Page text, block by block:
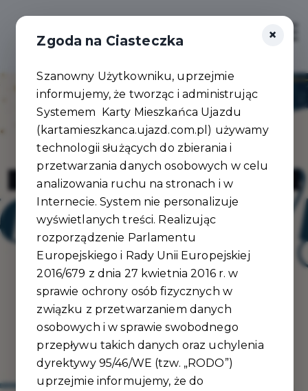
Kraftowe Wyroby u Bogusi
×
Zgoda na Ciasteczka
Szanowny Użytkowniku, uprzejmie
informujemy, że tworząc i administrując
Systemem Karty Mieszkańca Ujazdu
(kartamieszkanca.ujazd.com.pl) używamy
technologii służących do zbierania i
przetwarzania danych osobowych w celu
analizowania ruchu na stronach i w
Internecie. System nie personalizuje
wyświetlanych treści. Realizując
rozporządzenie Parlamentu
Europejskiego i Rady Unii Europejskiej
2016/679 z dnia 27 kwietnia 2016 r. w
sprawie ochrony osób fizycznych w
związku z przetwarzaniem danych
osobowych i w sprawie swobodnego
przepływu takich danych oraz uchylenia
dyrektywy 95/46/WE (tzw. „RODO”)
uprzejmie informujemy, że do